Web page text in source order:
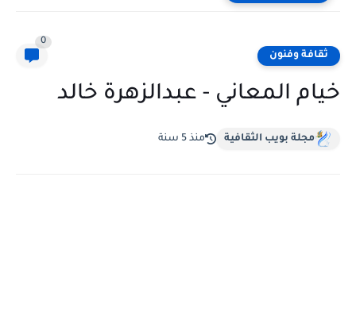
ثقافة وفنون
0
خيام المعاني - عبدالزهرة خالد
مجلة بويب الثقافية منذ 5 سنة